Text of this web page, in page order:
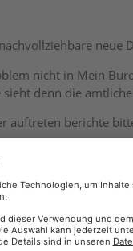
neue
nicht in Mein
denn die
auftreten berichte
und